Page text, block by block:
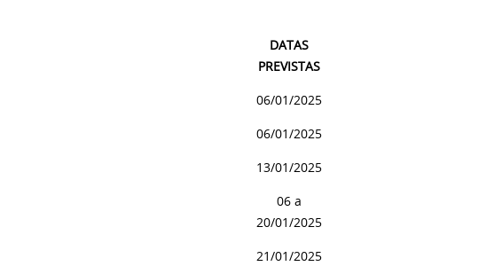
DATAS
PREVISTAS
06/01/2025
06/01/2025
13/01/2025
06 a
20/01/2025
21/01/2025